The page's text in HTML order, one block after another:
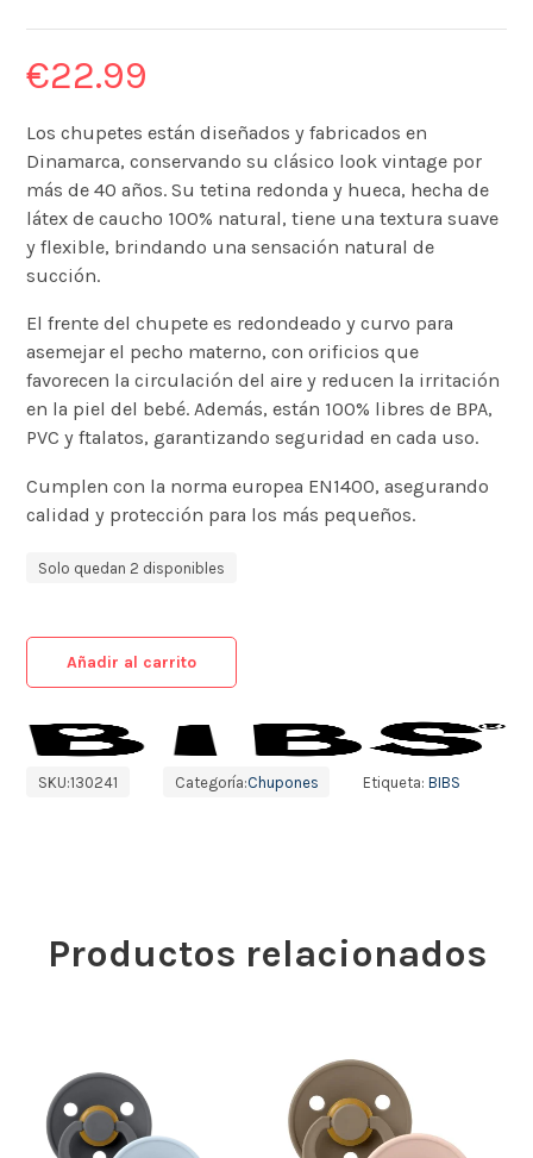
€22.99
Los chupetes están diseñados y fabricados en
Dinamarca, conservando su clásico look vintage por
más de 40 años. Su tetina redonda y hueca, hecha de
látex de caucho 100% natural, tiene una textura suave
y flexible, brindando una sensación natural de
succión.
El frente del chupete es redondeado y curvo para
asemejar el pecho materno, con orificios que
favorecen la circulación del aire y reducen la irritación
en la piel del bebé. Además, están 100% libres de BPA,
PVC y ftalatos, garantizando seguridad en cada uso.
Cumplen con la norma europea EN1400, asegurando
calidad y protección para los más pequeños.
Solo quedan 2 disponibles
Añadir al carrito
SKU:130241 Categoría:Chupones Etiqueta:BIBS
Productos relacionados